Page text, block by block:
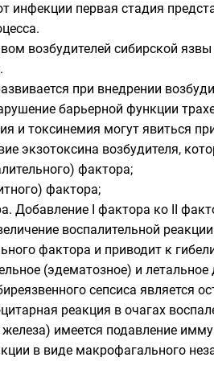
инфекции первая стадия
возбудителей сибирской
при внедрении
барьерной функции
и токсинемия могут явиться
экзотоксина возбудителя,
фактора;
фактора;
Добавление I фактора ко II
воспалительной
фактора и приводит к
(эдематозное) и летальное
сепсиса является
реакция в очагах
железа) имеется подавление
в виде макрофагального